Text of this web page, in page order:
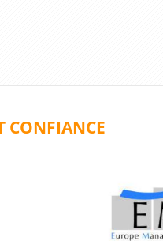
CONFIANCE